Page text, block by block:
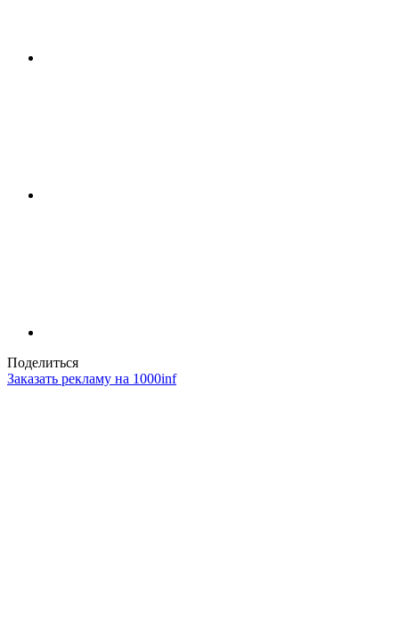
Поделиться
Заказать рекламу на 1000inf